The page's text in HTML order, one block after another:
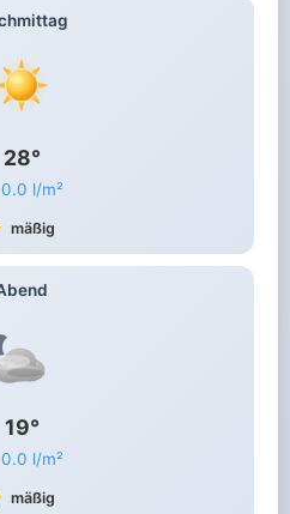
28°
0.0 l/m²
mäßig
19°
0.0 l/m²
mäßig